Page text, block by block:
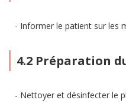
Informer le patient sur les
4.2 Préparation
Nettoyer et désinfecter le